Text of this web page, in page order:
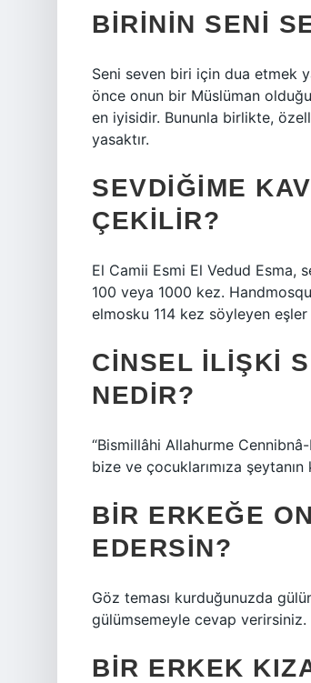
BIRININ SENI
Seni seven biri için dua etmek
önce onun bir Müslüman
en iyisidir. Bununla birlikte,
yasaktır.
SEVDIĞIME
ÇEKILIR?
El Camii Esmi El Vedud Esma,
100 veya 1000 kez.
elmosku 114 kez söyleyen eşler
CINSEL ILIŞKI
NEDIR?
“Bismillâhi Allahurme
bize ve çocuklarımıza
BIR ERKEĞE
EDERSIN?
Göz teması kurduğunuzda
gülümsemeyle cevap verirsiniz.
BIR ERKEK